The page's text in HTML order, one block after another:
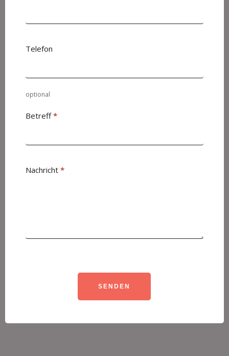
Telefon
optional
Betreff*
Nachricht *
SENDEN